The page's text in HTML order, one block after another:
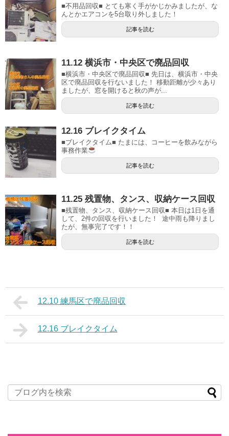
■不用品回収■ とても寒く手がかじかみましたが、な
んとかエアコンを5台取り外しました！
記事を読む
11.12 横浜市・中央区で廃品回収
■横浜市・中央区で廃品回収■ 先日は、横浜市・中央
区で廃品回収を行ないました！ 移動距離が少々あり
ましたが、窓を開けると秋の声が...
記事を読む
12.16 ブレイクタイム
■ブレイクタイム■ たまには、コーヒーを飲みながら
事務作業
記事を読む
11.25 残置物、タンス、収納ケース回収
■残置物、タンス、収納ケース回収■ 本日は1日を通
して、2件の回収を行いました！ 途中雨も降りまし
たが、無事完了です！！
記事を読む
12.10 練馬区で廃品回収
12.16 ブレイクタイム